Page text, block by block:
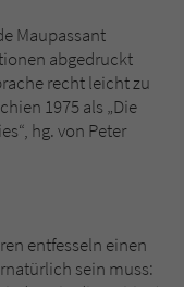
Maupassant
abgedruckt
recht leicht zu
1975 als „Die
hg. von Peter
entfesseln einen
sein muss: